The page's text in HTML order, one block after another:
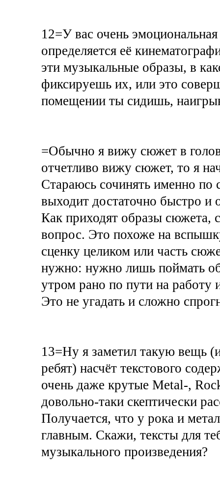
12=У вас очень
определяется её
эти музыкальные образы, в
фиксируешь их, или это
помещении ты сидишь,
=Обычно я вижу сюжет в
отчетливо вижу сюжет, то я
Стараюсь сочинять именно по
выходит достаточно быстро и
Как приходят образы сюжета,
вопрос. Это похоже на
сценку целиком или часть
нужно: нужно лишь поймать
утром рано по пути на работу
Это не угадать и сложно
13=Ну я заметил такую вещь
ребят) насчёт текстового
очень даже крутые Metal-,
довольно-таки скептически
Получается, что у рока и
главным. Скажи, тексты для
музыкального произведения?